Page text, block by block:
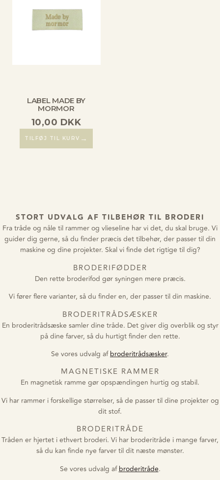
LABEL MADE BY
MORMOR
10,00 DKK
TILFØJ TIL KURV →
STORT UDVALG AF TILBEHØR TIL BRODERI
Fra tråde og nåle til rammer og vlieseline har vi det, du skal bruge. Vi
guider dig gerne, så du finder præcis det tilbehør, der passer til din
maskine og dine projekter. Skal vi finde det rigtige til dig?
BRODERIFØDDER
Den rette broderifod gør syningen mere præcis.
Vi fører flere varianter, så du finder en, der passer til din maskine.
BRODERITRÅDSÆSKER
En broderitrådsæske samler dine tråde. Det giver dig overblik og styr
på dine farver, så du hurtigt finder den rette.
Se vores udvalg afbroderitrådsæsker.
MAGNETISKE RAMMER
En magnetisk ramme gør opspændingen hurtig og stabil.
Vi har rammer i forskellige størrelser, så de passer til dine projekter og
dit stof.
BRODERITRÅDE
Tråden er hjertet i ethvert broderi. Vi har broderitråde i mange farver,
så du kan finde nye farver til dit næste mønster.
Se vores udvalg afbroderitråde.